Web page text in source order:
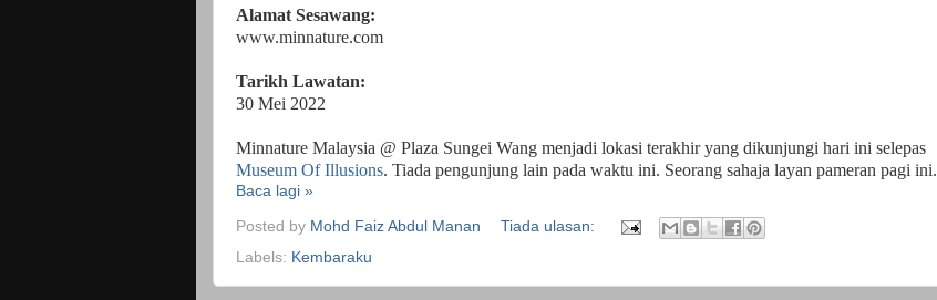
Alamat Sesawang:
www.minnature.com
Tarikh Lawatan:
30 Mei 2022
Minnature Malaysia @ Plaza Sungei Wang menjadi lokasi terakhir yang dikunjungi hari ini selepas
Museum Of Illusions. Tiada pengunjung lain pada waktu ini. Seorang sahaja layan pameran pagi ini.
Baca lagi »
Posted by Mohd Faiz Abdul Manan
Tiada ulasan:
Labels: Kembaraku